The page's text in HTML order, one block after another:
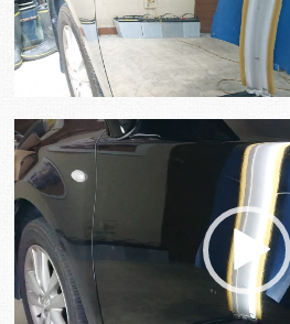
動
画
プ
レ
ヤ
ー